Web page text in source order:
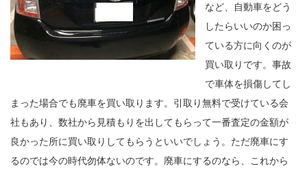
など、自動車をどう
したらいいのか困っ
ている方に向くのが
買い取りです。事故
で車体を損傷してし
まった場合でも廃車を買い取ります。引取り無料で受けている会
社もあり、数社から見積もりを出してもらって一番査定の金額が
良かった所に買い取りしてもらうといいでしょう。ただ廃車にす
るのでは今の時代勿体ないのです。廃車にするのなら、これから